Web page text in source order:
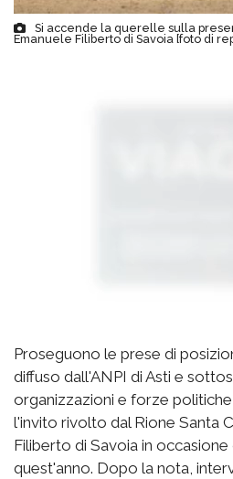
Si accende la querelle sulla
Emanuele Filiberto di Savoia [foto di
Proseguono le prese di
diffuso dall'ANPI di Asti e
organizzazioni e forze
l'invito rivolto dal Rione Santa
Filiberto di Savoia in occasione
quest'anno. Dopo la nota,